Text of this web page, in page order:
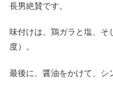
長男絶賛です。
味付けは、鶏ガラと塩、そ
度）。
最後に、醤油をかけて、シ